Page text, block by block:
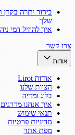
שלך
איך להוזיל דמי
צרו קשר
אודות
אודות Lirot
הצוות שלנו
בלוג ומדיה
איך אנחנו מדרגים
תנאי שימוש
מדיניות פרטיות
מפת אתר